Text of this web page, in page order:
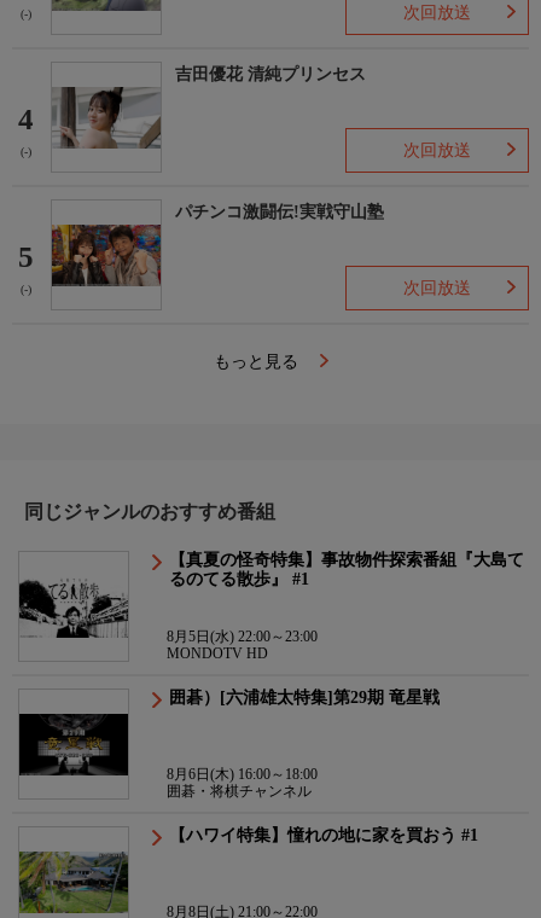
(-) 次回放送
4
(-)
吉田優花 清純プリンセス
次回放送
5
(-)
パチンコ激闘伝!実戦守山塾
次回放送
もっと見る
同じジャンルのおすすめ番組
【真夏の怪奇特集】事故物件探索番組『大島て
るのてる散歩』 #1
8月5日(水) 22:00～23:00
MONDOTV HD
囲碁）[六浦雄太特集]第29期 竜星戦
8月6日(木) 16:00～18:00
囲碁・将棋チャンネル
【ハワイ特集】憧れの地に家を買おう #1
8月8日(土) 21:00～22:00